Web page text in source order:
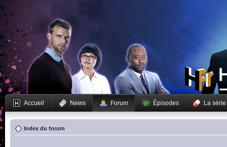
Accueil News Forum Épisodes La série
Index du forum